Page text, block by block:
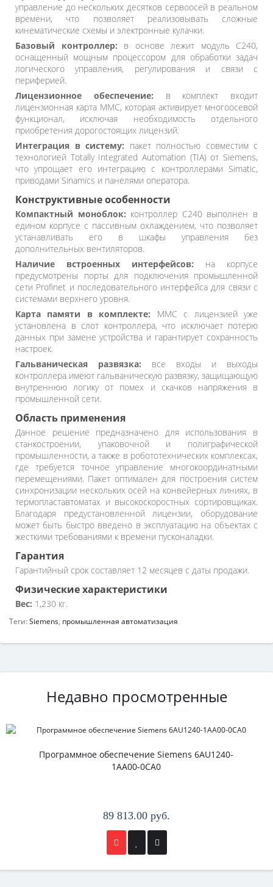
управление до нескольких десятков сервоосей в реальном
времени, что позволяет реализовывать сложные
кинематические схемы и электронные кулачки.
Базовый контроллер: в основе лежит модуль C240,
оснащенный мощным процессором для обработки задач
логического управления, регулирования и связи с
периферией.
Лицензионное обеспечение: в комплект входит
лицензионная карта MMC, которая активирует многоосевой
функционал, исключая необходимость отдельного
приобретения дорогостоящих лицензий.
Интеграция в систему: пакет полностью совместим с
технологией Totally Integrated Automation (TIA) от Siemens,
что упрощает его интеграцию с контроллерами Simatic,
приводами Sinamics и панелями оператора.
Конструктивные особенности
Компактный моноблок: контроллер C240 выполнен в
едином корпусе с пассивным охлаждением, что позволяет
устанавливать его в шкафы управления без
дополнительных вентиляторов.
Наличие встроенных интерфейсов: на корпусе
предусмотрены порты для подключения промышленной
сети Profinet и последовательного интерфейса для связи с
системами верхнего уровня.
Карта памяти в комплекте: MMC с лицензией уже
установлена в слот контроллера, что исключает потерю
данных при замене устройства и гарантирует сохранность
настроек.
Гальваническая развязка: все входы и выходы
контроллера имеют гальваническую развязку, защищающую
внутреннюю логику от помех и скачков напряжения в
промышленной сети.
Область применения
Данное решение предназначено для использования в
станкостроении, упаковочной и полиграфической
промышленности, а также в робототехнических комплексах,
где требуется точное управление многокоординатными
перемещениями. Пакет оптимален для построения систем
синхронизации нескольких осей на конвейерных линиях, в
термопластавтоматах и высокоскоростных сортировщиках.
Благодаря предустановленной лицензии, оборудование
может быть быстро введено в эксплуатацию на объектах с
жесткими требованиями к времени пусконаладки.
Гарантия
Гарантийный срок составляет 12 месяцев с даты продажи.
Физические характеристики
Вес: 1,230 кг.
Теги:Siemens, промышленная автоматизация
Недавно просмотренные
Программное обеспечение Siemens 6AU1240-
1AA00-0CA0
89 813.00 руб.